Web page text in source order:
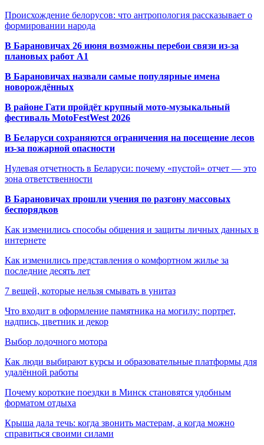
Происхождение белорусов: что антропология рассказывает о
формировании народа
В Барановичах 26 июня возможны перебои связи из-за
плановых работ A1
В Барановичах назвали самые популярные имена
новорождённых
В районе Гати пройдёт крупный мото-музыкальный
фестиваль MotoFestWest 2026
В Беларуси сохраняются ограничения на посещение лесов
из-за пожарной опасности
Нулевая отчетность в Беларуси: почему «пустой» отчет — это
зона ответственности
В Барановичах прошли учения по разгону массовых
беспорядков
Как изменились способы общения и защиты личных данных в
интернете
Как изменились представления о комфортном жилье за
последние десять лет
7 вещей, которые нельзя смывать в унитаз
Что входит в оформление памятника на могилу: портрет,
надпись, цветник и декор
Выбор лодочного мотора
Как люди выбирают курсы и образовательные платформы для
удалённой работы
Почему короткие поездки в Минск становятся удобным
форматом отдыха
Крыша дала течь: когда звонить мастерам, а когда можно
справиться своими силами